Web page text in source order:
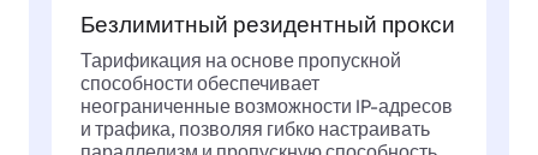
Безлимитный резидентный прокси
Тарификация на основе пропускной
способности обеспечивает
неограниченные возможности IP-адресов
и трафика, позволяя гибко настраивать